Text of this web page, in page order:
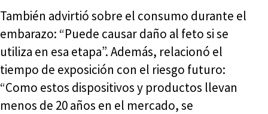
También advirtió sobre el consumo durante el
embarazo: “Puede causar daño al feto si se
utiliza en esa etapa”. Además, relacionó el
tiempo de exposición con el riesgo futuro:
“Como estos dispositivos y productos llevan
menos de 20 años en el mercado, se